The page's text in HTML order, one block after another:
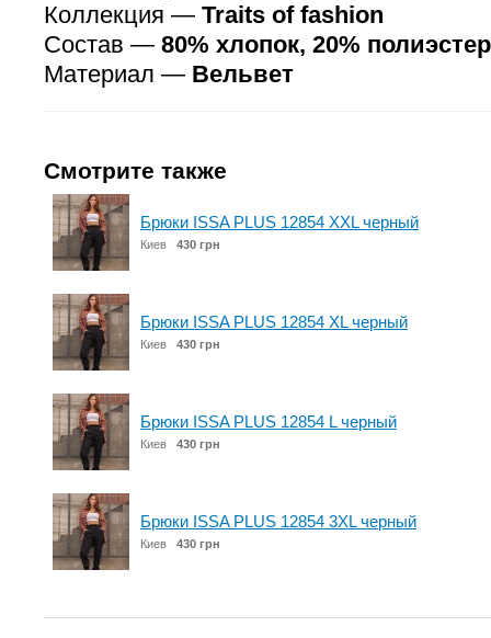
Коллекция — Traits of fashion
Состав — 80% хлопок, 20% полиэстер
Материал — Вельвет
Смотрите также
Брюки ISSA PLUS 12854 XXL черный
Киев 430 грн
Брюки ISSA PLUS 12854 XL черный
Киев 430 грн
Брюки ISSA PLUS 12854 L черный
Киев 430 грн
Брюки ISSA PLUS 12854 3XL черный
Киев 430 грн